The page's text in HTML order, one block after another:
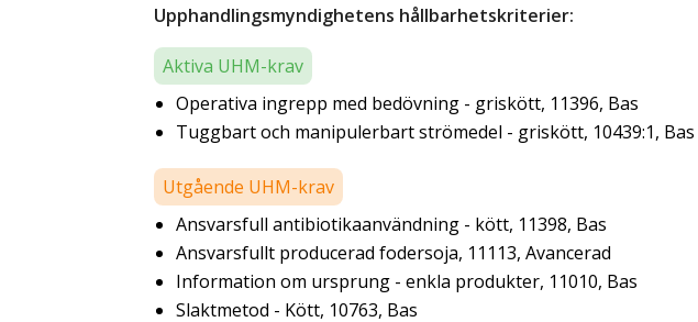
Upphandlingsmyndighetens hållbarhetskriterier:
Aktiva UHM-krav
Operativa ingrepp med bedövning - griskött, 11396, Bas
Tuggbart och manipulerbart strömedel - griskött, 10439:1, Bas
Utgående UHM-krav
Ansvarsfull antibiotikaanvändning - kött, 11398, Bas
Ansvarsfullt producerad fodersoja, 11113, Avancerad
Information om ursprung - enkla produkter, 11010, Bas
Slaktmetod - Kött, 10763, Bas